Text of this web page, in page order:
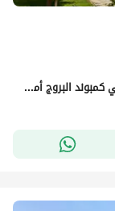
فيلا مستقلة استلام فوري للبيع بمقدم 9,5 مليون في كمبوند البروج أمام المركز الطبي العالمي